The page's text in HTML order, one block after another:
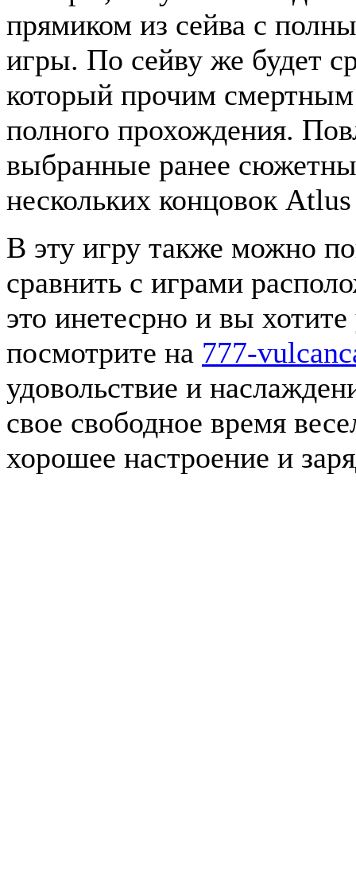
прямиком из сейва с
игры. По сейву же будет
который прочим смертным
полного прохождения.
выбранные ранее
нескольких концовок
В эту игру также можно
сравнить с играми
это инетесрно и вы
посмотрите на 777-
удовольствие и
свое свободное время
хорошее настроение и